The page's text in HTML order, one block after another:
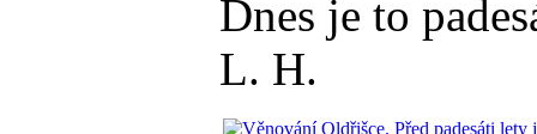
Dnes je to
L. H.